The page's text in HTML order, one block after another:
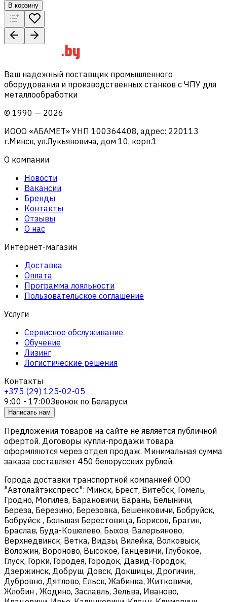
В корзину
Ваш надежный поставщик промышленного
оборудования и производственных станков с ЧПУ для
металлообработки
© 1990 — 2026
ИООО «АБАМЕТ» УНП 100364408, адрес: 220113
г.Минск, ул.Лукьяновича, дом 10, корп.1
О компании
Новости
Вакансии
Бренды
Контакты
Отзывы
О нас
Интернет-магазин
Доставка
Оплата
Программа лояльности
Пользовательское соглашение
Услуги
Сервисное обслуживание
Обучение
Лизинг
Логистические решения
Контакты
+375 (29) 125-02-05
9:00 - 17:00Звонок по Беларуси
Написать нам
Предложения товаров на сайте не является публичной
офертой. Договоры купли-продажи товара
оформляются через отдел продаж. Минимальная сумма
заказа составляет 450 белорусских рублей.
Города доставки транспортной компанией ООО
"Автолайтэкспресс": Минск, Брест, Витебск, Гомель,
Гродно, Могилев, Барановичи, Барань, Белыничи,
Береза, Березино, Березовка, Бешенковичи, Бобруйск,
Бобруйск , Большая Берестовица, Борисов, Брагин,
Браслав, Буда-Кошелево, Быхов, Валерьяново,
Верхнедвинск, Ветка, Видзы, Вилейка, Волковыск,
Воложин, Вороново, Высокое, Ганцевичи, Глубокое,
Глуск, Горки, Городея, Городок, Давид-Городок,
Дзержинск, Добруш, Довск, Докшицы, Дрогичин,
Дубровно, Дятлово, Ельск, Жабинка, Житковичи,
Жлобин , Жодино, Заславль, Зельва, Иваново,